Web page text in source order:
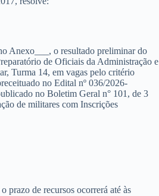
Anexo___, o resultado preliminar do
de Oficiais da Administração e
Turma 14, em vagas pelo critério
no Edital nº 036/2026-
no Boletim Geral n° 101, de 3
de militares com Inscrições
prazo de recursos ocorrerá até às